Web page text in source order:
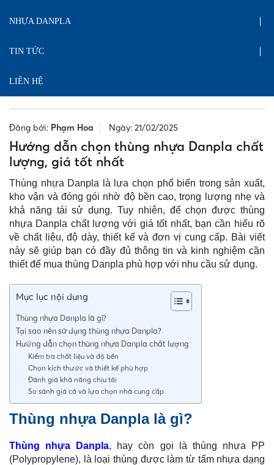
NHỰA DANPLA
TIN TỨC
LIÊN HỆ
Đăng bởi: Phạm Hoa Ngày: 21/02/2025
Hướng dẫn chọn thùng nhựa Danpla chất
lượng, giá tốt nhất
Thùng nhựa Danpla là lựa chọn phổ biến trong sản xuất,
kho vận và đóng gói nhờ độ bền cao, trọng lượng nhẹ và
khả năng tái sử dụng. Tuy nhiên, để chọn được thùng
nhựa Danpla chất lượng với giá tốt nhất, bạn cần hiểu rõ
về chất liệu, độ dày, thiết kế và đơn vị cung cấp. Bài viết
này sẽ giúp bạn có đầy đủ thông tin và kinh nghiệm cần
thiết để mua thùng Danpla phù hợp với nhu cầu sử dụng.
Mục lục nội dung
Thùng nhựa Danpla là gì?
Tại sao nên sử dụng thùng nhựa Danpla?
Hướng dẫn chọn thùng nhựa Danpla chất lượng
Kiểm tra chất liệu và độ bền
Chọn kích thước và thiết kế phù hợp
Đánh giá khả năng chịu tải
So sánh giá cả và lựa chọn nhà cung cấp
Thùng nhựa Danpla là gì?
Thùng nhựa Danpla, hay còn gọi là thùng nhựa PP
(Polypropylene), là loại thùng được làm từ tấm nhựa dạng